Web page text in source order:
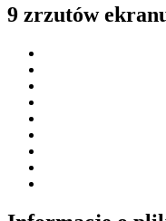
9 zrzutów